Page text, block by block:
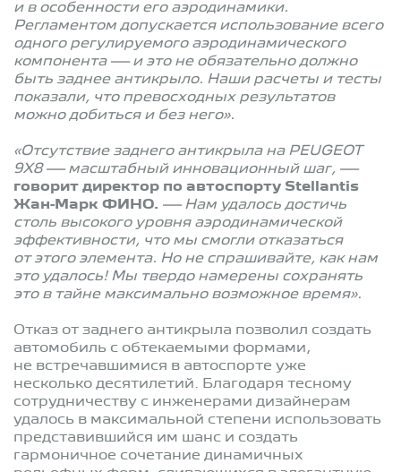
и в особенности его аэродинамики.
Регламентом допускается использование всего
одного регулируемого аэродинамического
компонента — и это не обязательно должно
быть заднее антикрыло. Наши расчеты и тесты
показали, что превосходных результатов
можно добиться и без него».
«Отсутствие заднего антикрыла на PEUGEOT
9X8 — масштабный инновационный шаг, —
говорит директор по автоспорту Stellantis
Жан-Марк ФИНО. — Нам удалось достичь
столь высокого уровня аэродинамической
эффективности, что мы смогли отказаться
от этого элемента. Но не спрашивайте, как нам
это удалось! Мы твердо намерены сохранять
это в тайне максимально возможное время».
Отказ от заднего антикрыла позволил создать
автомобиль с обтекаемыми формами,
не встречавшимися в автоспорте уже
несколько десятилетий. Благодаря тесному
сотрудничеству с инженерами дизайнерам
удалось в максимальной степени использовать
представившийся им шанс и создать
гармоничное сочетание динамичных